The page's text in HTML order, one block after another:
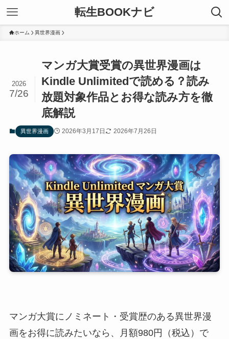
転生BOOKナビ
ホーム 異世界漫画
マンガ大賞受賞の異世界漫画は
Kindle Unlimitedで読める？読み
放題対象作品とお得な読み方を徹
底解説
2026
7/26
異世界漫画 2026年3月17日 2026年7月26日
マンガ大賞にノミネート・受賞歴のある異世界漫
画をお得に読みたいなら、月額980円（税込）で